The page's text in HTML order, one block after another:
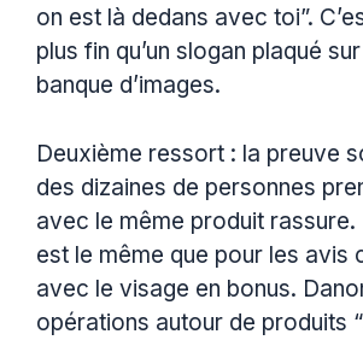
on est là dedans avec toi”.
plus fin qu’un slogan plaqué
banque d’images.
Deuxième ressort : la preuve
des dizaines de personnes
avec le même produit rassure.
est le même que pour les avis
avec le visage en bonus.
opérations autour de produits